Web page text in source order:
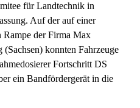
für Landtechnik in
Auf der auf einer
Rampe der Firma Max
konnten Fahrzeuge
Fortschritt DS
ein Bandfördergerät in die